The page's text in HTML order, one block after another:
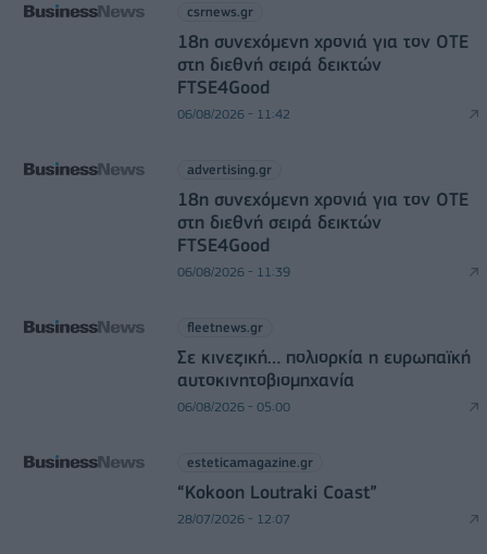
csrnews.gr
18η συνεχόμενη χρονιά για τον ΟΤΕ
στη διεθνή σειρά δεικτών
FTSE4Good
06/08/2026 - 11:42
advertising.gr
18η συνεχόμενη χρονιά για τον ΟΤΕ
στη διεθνή σειρά δεικτών
FTSE4Good
06/08/2026 - 11:39
fleetnews.gr
Σε κινεζική… πολιορκία η ευρωπαϊκή
αυτοκινητοβιομηχανία
06/08/2026 - 05:00
esteticamagazine.gr
“Kokoon Loutraki Coast”
28/07/2026 - 12:07